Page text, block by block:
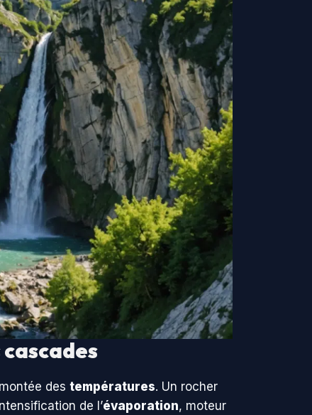
des températures. Un rocher
de l’évaporation, moteur